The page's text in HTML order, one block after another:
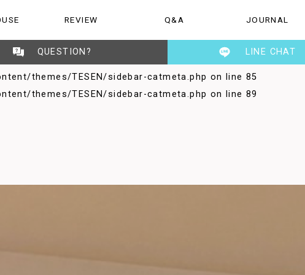
themes/TESEN/sidebar-catmeta.php on line
41
themes/TESEN/sidebar-catmeta.php on line45
themes/TESEN/sidebar-catmeta.php on line
themes/TESEN/sidebar-catmeta.php on line85
themes/TESEN/sidebar-catmeta.php on line89
REVIEW Q&A
ご質問 JOURNAL
お知らせ・日記 TESENの人
QUESTION? LINE CHAT